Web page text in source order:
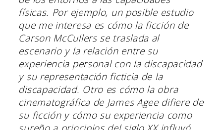
físicas. Por ejemplo, un posible estudio
que me interesa es cómo la ficción de
Carson McCullers se traslada al
escenario y la relación entre su
experiencia personal con la discapacidad
y su representación ficticia de la
discapacidad. Otro es cómo la obra
cinematográfica de James Agee difiere de
su ficción y cómo su experiencia como